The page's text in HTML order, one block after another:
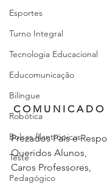
Esportes
Turno Integral
Tecnologia Educacional
Educomunicação
Bilíngue
Robótica
Bolsas filantrópicas
Teste
Pedagógico
C O M U N I C A D O
Prezados Pais e
Queridos Alunos,
Caros Professores,